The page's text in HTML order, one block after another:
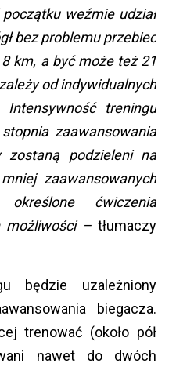
weźmie udział
bez problemu przebiec
km, a być może też 21
od indywidualnych
Intensywność treningu
zaawansowania
zostaną podzieleni na
zaawansowanych
ćwiczenia
możliwości – tłumaczy
będzie uzależniony
biegacza.
trenować (około pół
nawet do dwóch